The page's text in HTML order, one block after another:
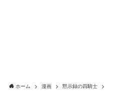
ホーム 漫画 黙示録の四騎士